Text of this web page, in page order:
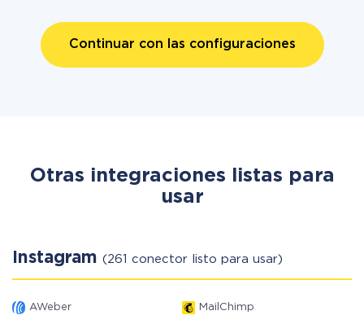
Continuar con las configuraciones
Otras integraciones listas para
usar
Instagram (261 conector listo para usar)
AWeber MailChimp